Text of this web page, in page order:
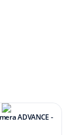
ADVANCE -